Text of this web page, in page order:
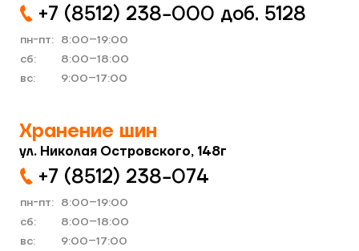
+7 (8512) 238−000 доб. 5128
пн-пт: 8:00–19:00
cб:
8:00–18:00
вс:
9:00–17:00
Хранение шин
ул. Николая Островского, 148г
+7 (8512) 238−074
пн-пт: 8:00–19:00
cб:
8:00–18:00
вс:
9:00–17:00